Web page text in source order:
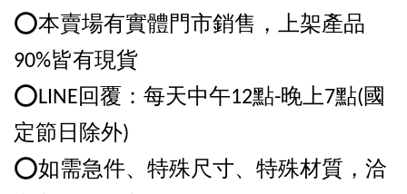
⭕️本賣場有實體門市銷售，上架產品
90%皆有現貨
⭕️LINE回覆：每天中午12點-晚上7點(國
定節日除外)
⭕️如需急件、特殊尺寸、特殊材質，洽